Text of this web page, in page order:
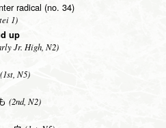
radical (no. 34)
1)
up
Jr. High, N2)
(1st, N5)
(2nd, N2)